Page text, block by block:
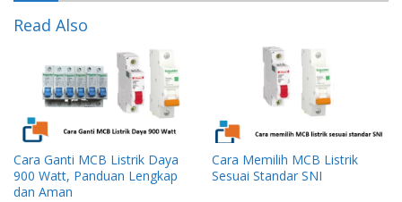
Read Also
Cara Ganti MCB Listrik Daya
900 Watt, Panduan Lengkap
dan Aman
Cara Memilih MCB Listrik
Sesuai Standar SNI